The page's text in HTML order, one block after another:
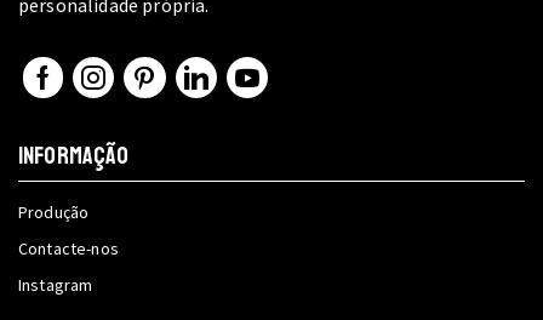
FacebookInstagram
Pinterest
LinkedinYoutube
INFORMAÇÃO
Produção
Contacte-nos
Instagram